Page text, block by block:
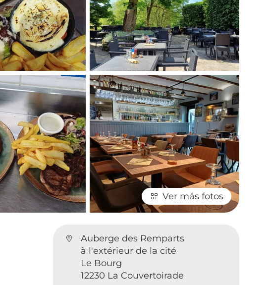
Ver más fotos
Auberge des Remparts
à l'extérieur de la cité
Le Bourg
12230 La Couvertoirade